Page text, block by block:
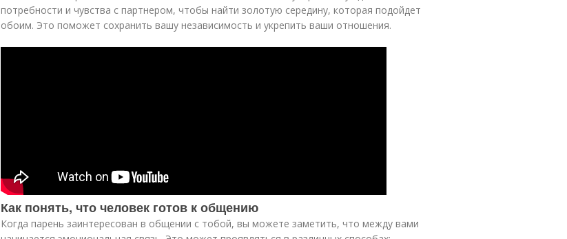
потребности и чувства с партнером, чтобы найти золотую середину, которая подойдет
обоим. Это поможет сохранить вашу независимость и укрепить ваши отношения.
Как понять, что человек готов к общению
Когда парень заинтересован в общении с тобой, вы можете заметить, что между вами